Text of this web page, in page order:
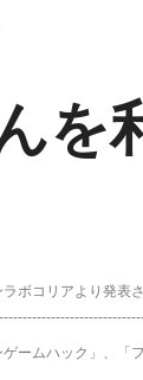
を
ボコリアより発表
ゲームハック」、「